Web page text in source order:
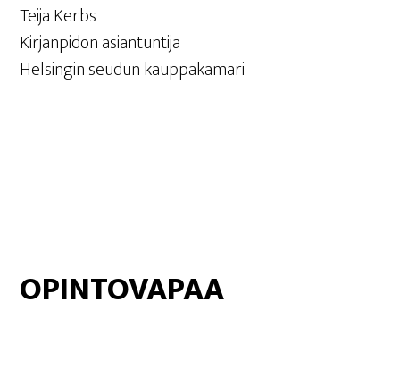
Tei­ja Kerbs
Kir­jan­pi­don asiantuntija
Hel­sin­gin seu­dun kauppakamari
OPIN­TO­VA­PAA